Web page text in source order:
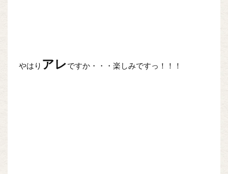
やはり アレですか・・・楽しみですっ！！！